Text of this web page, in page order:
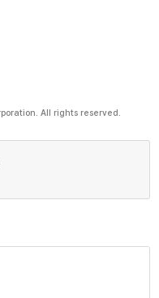
All rights reserved.